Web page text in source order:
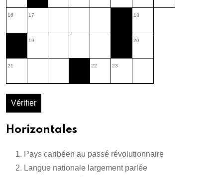
16 17 18
19 20
21 22 23
Vérifier
Horizontales
Pays caribéen au passé révolutionnaire
Langue nationale largement parlée